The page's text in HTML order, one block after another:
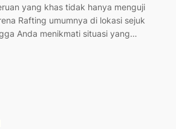
yang khas tidak hanya menguji
Rafting umumnya di lokasi sejuk
Anda menikmati situasi yang…